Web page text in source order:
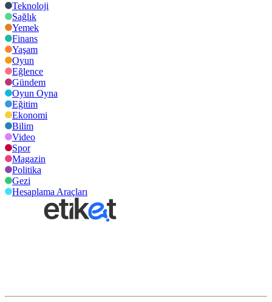
Teknoloji
Sağlık
Yemek
Finans
Yaşam
Oyun
Eğlence
Gündem
Oyun Oyna
Eğitim
Ekonomi
Bilim
Video
Spor
Magazin
Politika
Gezi
Hesaplama Araçları